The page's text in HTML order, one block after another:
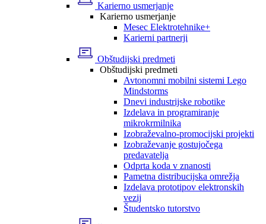
Karierno usmerjanje
Karierno usmerjanje
Mesec Elektrotehnike+
Karierni partnerji
Obštudijski predmeti
Obštudijski predmeti
Avtonomni mobilni sistemi Lego
Mindstorms
Dnevi industrijske robotike
Izdelava in programiranje
mikrokrmilnika
Izobraževalno-promocijski projekti
Izobraževanje gostujočega
predavatelja
Odprta koda v znanosti
Pametna distribucijska omrežja
Izdelava prototipov elektronskih
vezij
Študentsko tutorstvo